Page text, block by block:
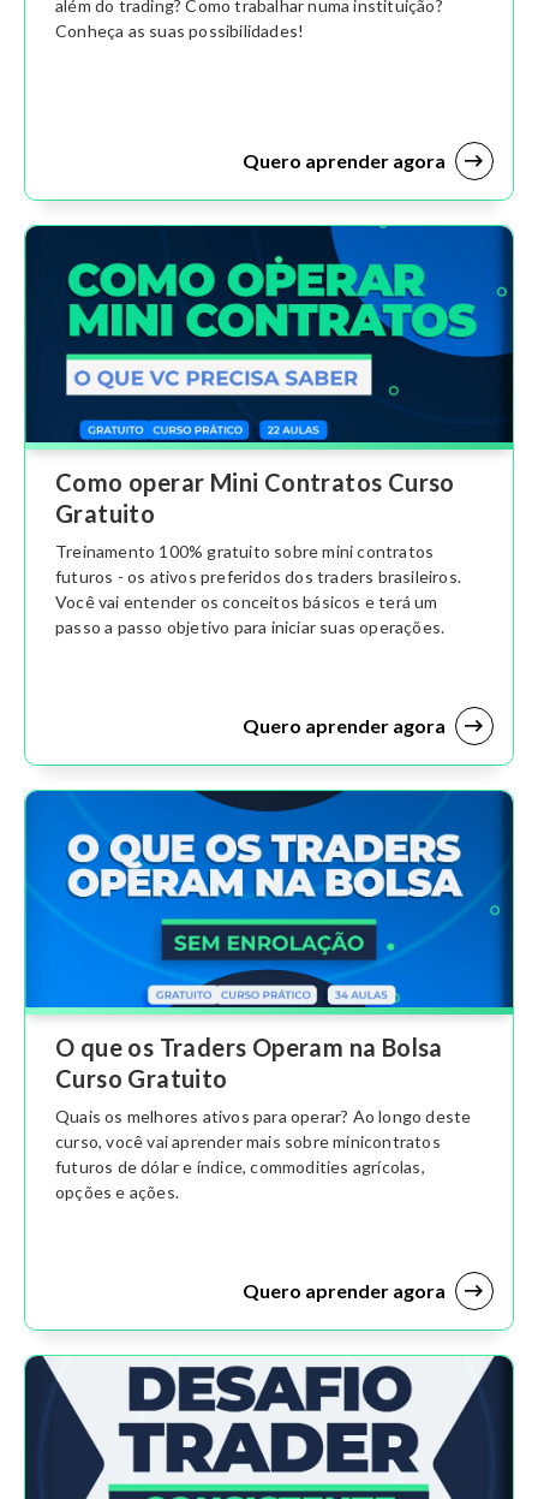
além do trading? Como trabalhar numa instituição?
Conheça as suas possibilidades!
Quero aprender agora
Como operar Mini Contratos Curso
Gratuito
Treinamento 100% gratuito sobre mini contratos
futuros - os ativos preferidos dos traders brasileiros.
Você vai entender os conceitos básicos e terá um
passo a passo objetivo para iniciar suas operações.
Quero aprender agora
O que os Traders Operam na Bolsa
Curso Gratuito
Quais os melhores ativos para operar? Ao longo deste
curso, você vai aprender mais sobre minicontratos
futuros de dólar e índice, commodities agrícolas,
opções e ações.
Quero aprender agora